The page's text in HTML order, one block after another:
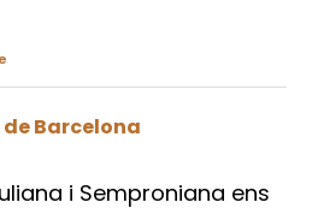
Barcelona
i Semproniana ens